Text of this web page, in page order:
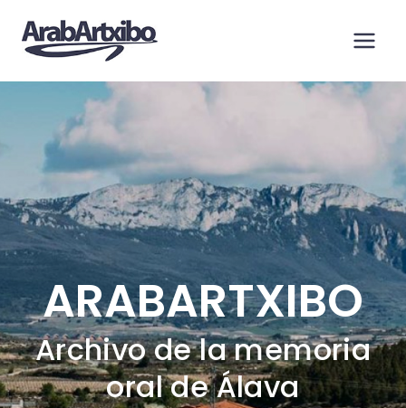
contenido
ARABARTXIBO
Archivo de la memoria
oral de Álava